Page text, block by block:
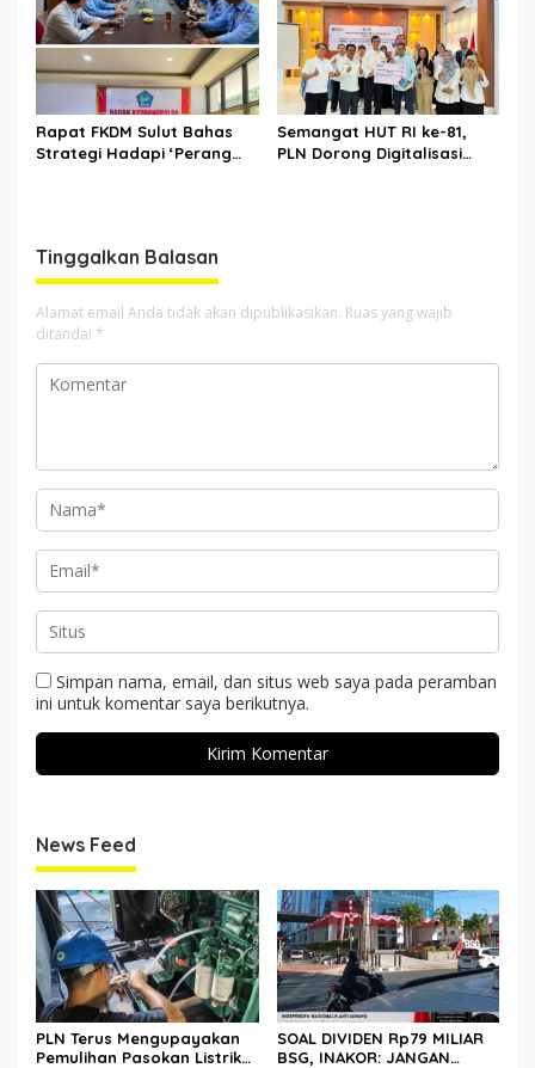
Rapat FKDM Sulut Bahas
Strategi Hadapi ‘Perang
Semangat HUT RI ke-81,
PLN Dorong Digitalisasi
Tinggalkan Balasan
Alamat email Anda tidak akan dipublikasikan. Ruas yang wajib
ditandai *
Simpan nama, email, dan situs web saya pada peramban
ini untuk komentar saya berikutnya.
News Feed
PLN Terus Mengupayakan
Pemulihan Pasokan Listrik
SOAL DIVIDEN Rp79 MILIAR
BSG, INAKOR: JANGAN